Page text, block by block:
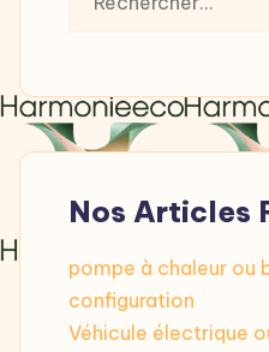
Nos Articles
pompe à chaleur ou
configuration
Véhicule électrique